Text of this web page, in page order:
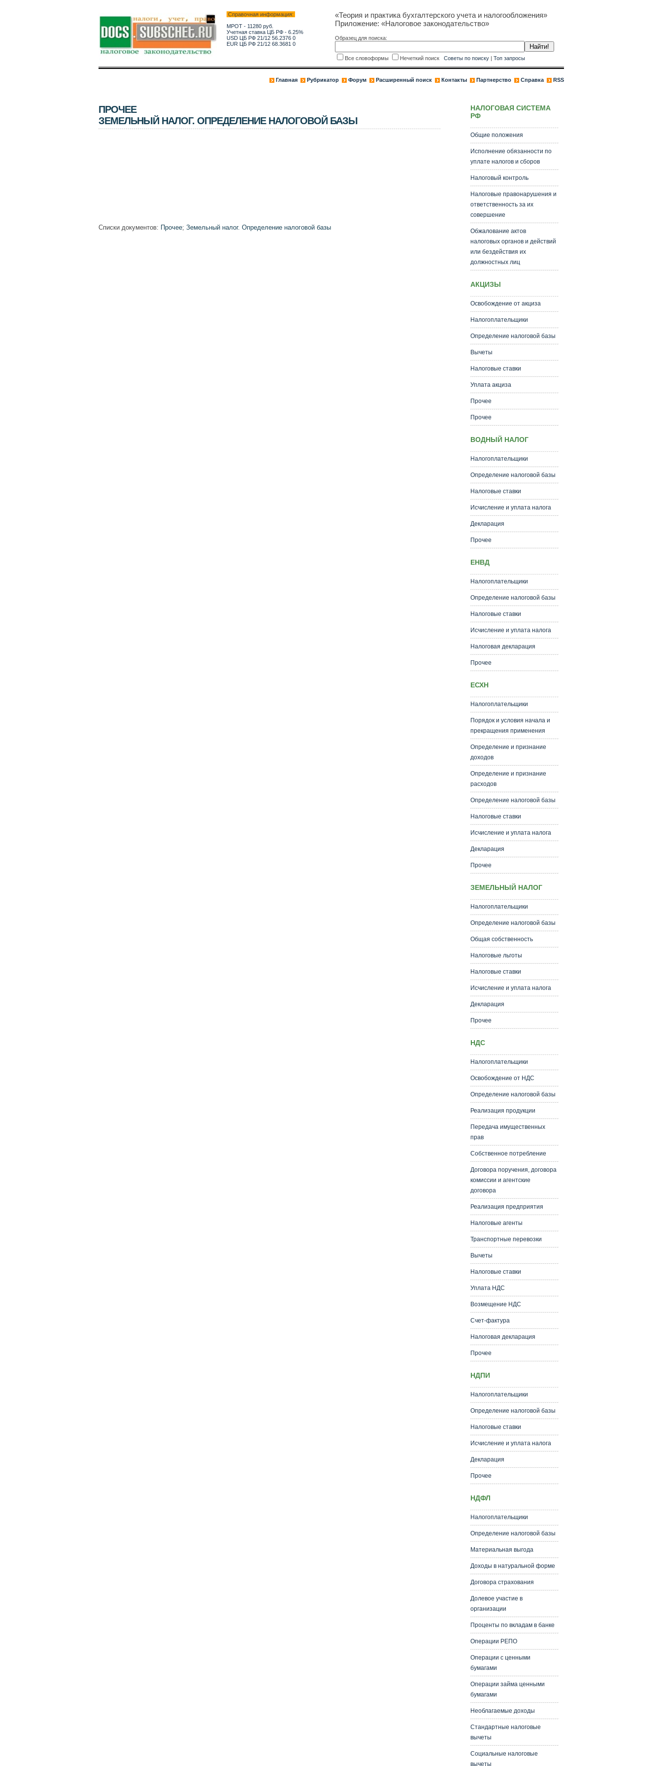
Справочная информация:
МРОТ - 11280 руб.
Учетная ставка ЦБ РФ - 6.25%
USD ЦБ РФ 21/12 56.2376 0
EUR ЦБ РФ 21/12 68.3681 0
«Теория и практика бухгалтерского учета и налогообложения»
Приложение: «Налоговое законодательство»
Образец для поиска:
Все словоформы Нечеткий поиск Советы по поиску| Топ запросы
Главная Рубрикатор Форум Расширенный поиск Контакты Партнерство Справка RSS
ПРОЧЕЕ
ЗЕМЕЛЬНЫЙ НАЛОГ. ОПРЕДЕЛЕНИЕ НАЛОГОВОЙ БАЗЫ
Списки документов: Прочее; Земельный налог. Определение налоговой базы
НАЛОГОВАЯ СИСТЕМА
РФ
Общие положения
Исполнение обязанности по
уплате налогов и сборов
Налоговый контроль
Налоговые правонарушения и
ответственность за их
совершение
Обжалование актов
налоговых органов и действий
или бездействия их
должностных лиц
АКЦИЗЫ
Освобождение от акциза
Налогоплательщики
Определение налоговой базы
Вычеты
Налоговые ставки
Уплата акциза
Прочее
Прочее
ВОДНЫЙ НАЛОГ
Налогоплательщики
Определение налоговой базы
Налоговые ставки
Исчисление и уплата налога
Декларация
Прочее
ЕНВД
Налогоплательщики
Определение налоговой базы
Налоговые ставки
Исчисление и уплата налога
Налоговая декларация
Прочее
ЕСХН
Налогоплательщики
Порядок и условия начала и
прекращения применения
Определение и признание
доходов
Определение и признание
расходов
Определение налоговой базы
Налоговые ставки
Исчисление и уплата налога
Декларация
Прочее
ЗЕМЕЛЬНЫЙ НАЛОГ
Налогоплательщики
Определение налоговой базы
Общая собственность
Налоговые льготы
Налоговые ставки
Исчисление и уплата налога
Декларация
Прочее
НДС
Налогоплательщики
Освобождение от НДС
Определение налоговой базы
Реализация продукции
Передача имущественных
прав
Собственное потребление
Договора поручения, договора
комиссии и агентские
договора
Реализация предприятия
Налоговые агенты
Транспортные перевозки
Вычеты
Налоговые ставки
Уплата НДС
Возмещение НДС
Счет-фактура
Налоговая декларация
Прочее
НДПИ
Налогоплательщики
Определение налоговой базы
Налоговые ставки
Исчисление и уплата налога
Декларация
Прочее
НДФЛ
Налогоплательщики
Определение налоговой базы
Материальная выгода
Доходы в натуральной форме
Договора страхования
Долевое участие в
организации
Проценты по вкладам в банке
Операции РЕПО
Операции с ценными
бумагами
Операции займа ценными
бумагами
Необлагаемые доходы
Стандартные налоговые
вычеты
Социальные налоговые
вычеты